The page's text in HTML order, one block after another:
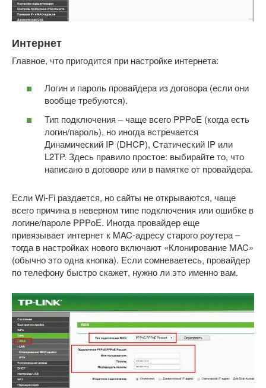
Интернет
Главное, что пригодится при настройке интернета:
Логин и пароль провайдера из договора (если они
вообще требуются).
Тип подключения – чаще всего PPPoE (когда есть
логин/пароль), но иногда встречается
Динамический IP (DHCP), Статический IP или
L2TP. Здесь правило простое: выбирайте то, что
написано в договоре или в памятке от провайдера.
Если Wi-Fi раздается, но сайты не открываются, чаще
всего причина в неверном типе подключения или ошибке в
логине/пароле PPPoE. Иногда провайдер еще
привязывает интернет к MAC-адресу старого роутера –
тогда в настройках нового включают «Клонирование MAC»
(обычно это одна кнопка). Если сомневаетесь, провайдер
по телефону быстро скажет, нужно ли это именно вам.